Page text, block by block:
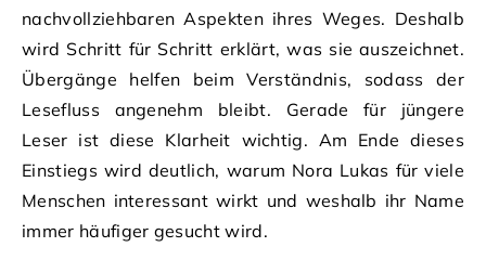
nachvollziehbaren Aspekten ihres Weges. Deshalb
wird Schritt für Schritt erklärt, was sie auszeichnet.
Übergänge helfen beim Verständnis, sodass der
Lesefluss angenehm bleibt. Gerade für jüngere
Leser ist diese Klarheit wichtig. Am Ende dieses
Einstiegs wird deutlich, warum Nora Lukas für viele
Menschen interessant wirkt und weshalb ihr Name
immer häufiger gesucht wird.